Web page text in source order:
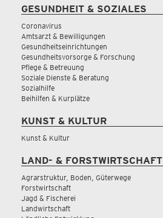
GESUNDHEIT & SOZIALES
Coronavirus
Amtsarzt & Bewilligungen
Gesundheitseinrichtungen
Gesundheitsvorsorge & Forschung
Pflege & Betreuung
Soziale Dienste & Beratung
Sozialhilfe
Beihilfen & Kurplätze
KUNST & KULTUR
Kunst & Kultur
LAND- & FORSTWIRTSCHAFT
Agrarstruktur, Boden, Güterwege
Forstwirtschaft
Jagd & Fischerei
Landwirtschaft